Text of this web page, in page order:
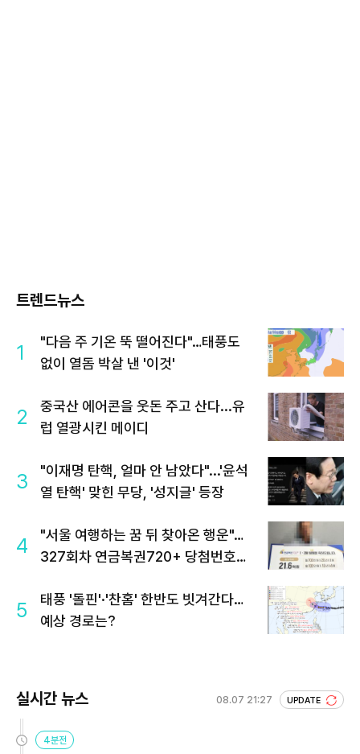
트렌드뉴스
1
"다음 주 기온 뚝 떨어진다"…태풍도
없이 열돔 박살 낸 '이것'
2
중국산 에어콘을 웃돈 주고 산다...유
럽 열광시킨 메이디
3
"이재명 탄핵, 얼마 안 남았다"...'윤석
열 탄핵' 맞힌 무당, '성지글' 등장
4
"서울 여행하는 꿈 뒤 찾아온 행운"…
327회차 연금복권720+ 당첨번호조
5
태풍 '돌핀'·'찬홈' 한반도 빗겨간다…
예상 경로는?
실시간 뉴스 08.07 21:27 UPDATE
4분전